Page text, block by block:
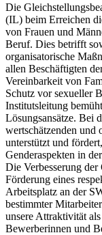
Die
(IL) beim Erreichen
von Frauen und
Beruf. Dies betrifft
organisatorische
allen Beschäftigten
Vereinbarkeit von
Schutz vor sexueller
Institutsleitung
Lösungsansätze. Bei
wertschätzenden und
unterstützt und
Genderaspekten in
Die Verbesserung
Förderung eines
Arbeitsplatz an der
bestimmter
unsere Attraktivität
Bewerberinnen und